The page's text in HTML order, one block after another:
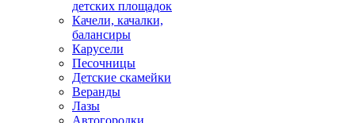
детских площадок
Качели, качалки,
балансиры
Карусели
Песочницы
Детские скамейки
Веранды
Лазы
Автогородки